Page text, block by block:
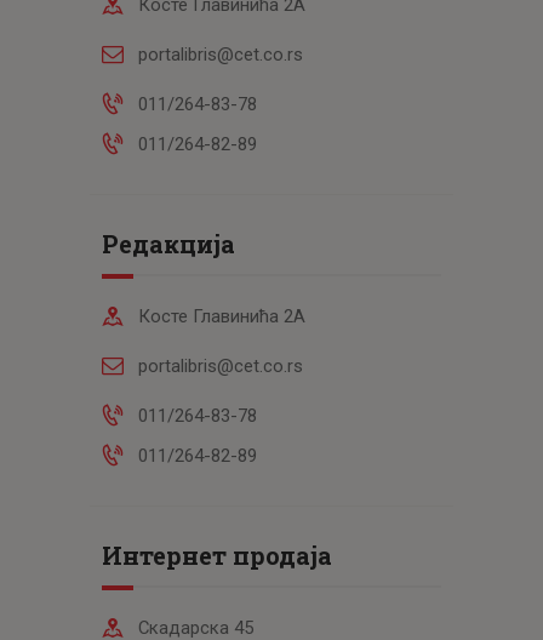
Косте Главинића 2А
portalibris@cet.co.rs
011/264-83-78
011/264-82-89
Редакција
Косте Главинића 2А
portalibris@cet.co.rs
011/264-83-78
011/264-82-89
Интернет продаја
Скадарска 45